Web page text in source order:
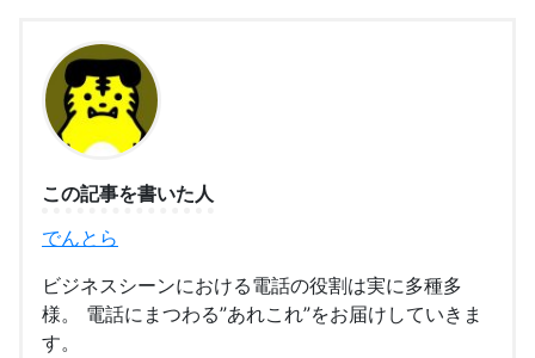
この記事を書いた人
でんとら
ビジネスシーンにおける電話の役割は実に多種多
様。 電話にまつわる”あれこれ”をお届けしていきま
す。